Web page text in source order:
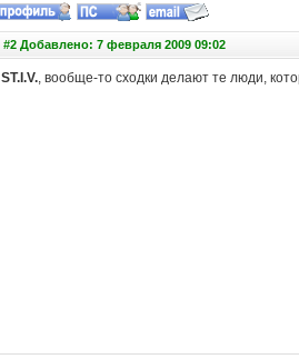
#2 Добавлено: 7 февраля 2009 09:02
ST.I.V., вообще-то сходки делают те люди,